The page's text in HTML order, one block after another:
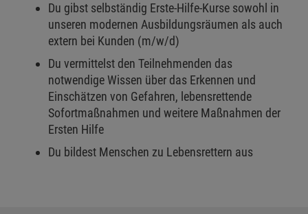
Du gibst selbständig Erste-Hilfe-Kurse sowohl in
unseren modernen Ausbildungsräumen als auch
extern bei Kunden (m/w/d)
Du vermittelst den Teilnehmenden das
notwendige Wissen über das Erkennen und
Einschätzen von Gefahren, lebensrettende
Sofortmaßnahmen und weitere Maßnahmen der
Ersten Hilfe
Du bildest Menschen zu Lebensrettern aus